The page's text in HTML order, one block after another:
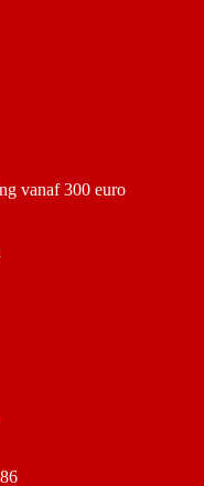
vanaf 300 euro